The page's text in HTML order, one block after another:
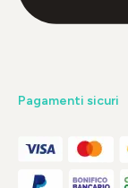
Pagamenti sicuri